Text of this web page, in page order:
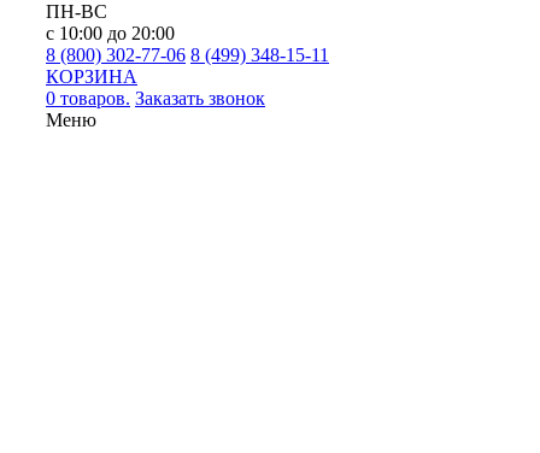
ПН-ВС
с 10:00 до 20:00
8 (800) 302-77-06 8 (499) 348-15-11
КОРЗИНА
0 товаров. Заказать звонок
Меню